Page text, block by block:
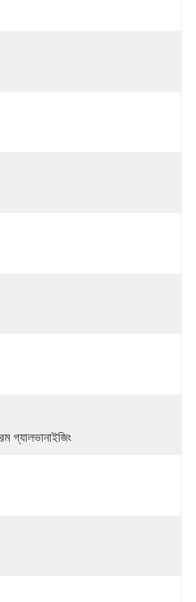
গ্যালভানাইজিং